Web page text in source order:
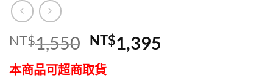
NT$1,550 原
始
NT$1,395
本商品可超商取貨